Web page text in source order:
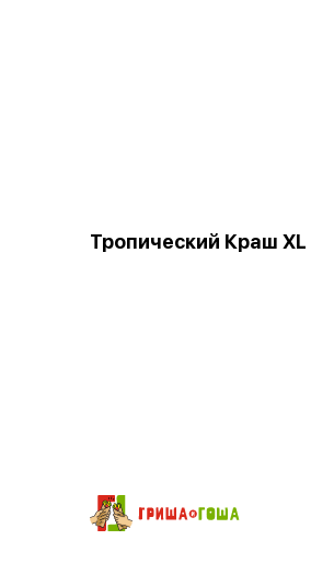
Тропический Краш XL